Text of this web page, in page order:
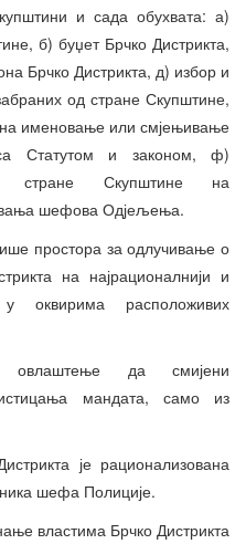
и сада обухвата: а)
б) буџет Брчко Дистрикта,
Брчко Дистрикта, д) избор и
од стране Скупштине,
именовање или смјењивање
Статутом и законом, ф)
Скупштине на
шефова Одјељења.
простора за одлучивање о
на најрационалнији и
у оквирима расположивих
да смијени
мандата, само из
је рационализована
шефа Полиције.
властима Брчко Дистрикта